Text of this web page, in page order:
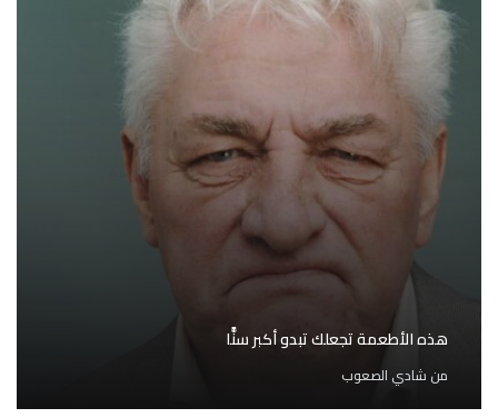
هذه الأطعمة تجعلك تبدو أكبر سنًّا
من شادي الصعوب